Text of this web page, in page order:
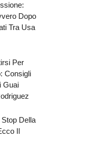
Dopo
Tra Usa
Per
Consigli
Guai
Della
Il